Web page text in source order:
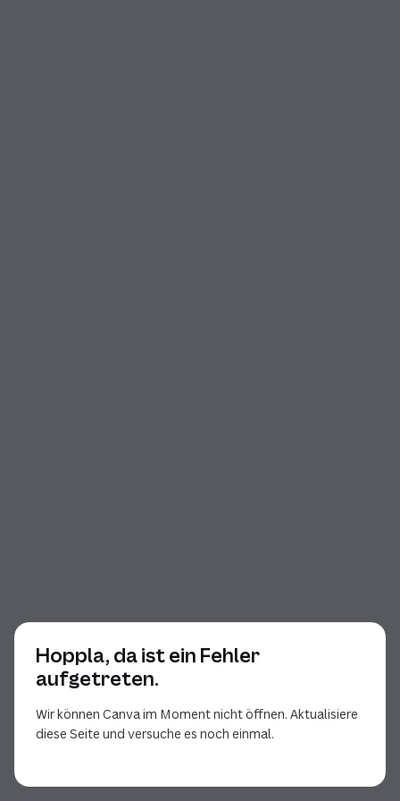
Hoppla, da ist ein Fehler
aufgetreten.
Wir können Canva im Moment nicht öffnen. Aktualisiere
diese Seite und versuche es noch einmal.